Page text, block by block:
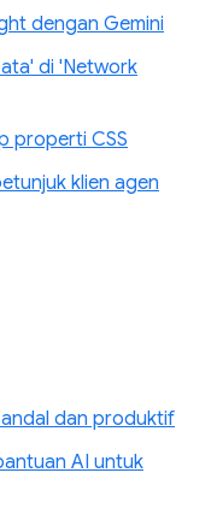
dengan Gemini
di 'Network
properti CSS
klien agen
dan produktif
AI untuk